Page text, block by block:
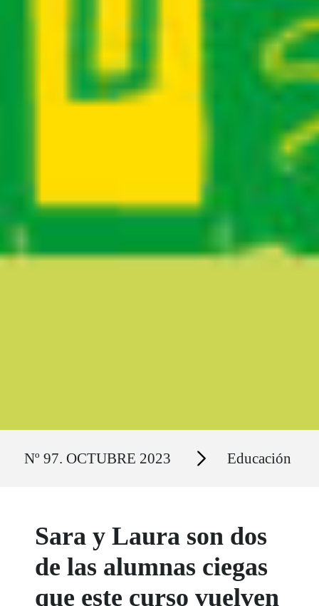
Nº 97. OCTUBRE 2023 Secciones Educación
Sara y Laura son dos
de las alumnas ciegas
que este curso vuelven